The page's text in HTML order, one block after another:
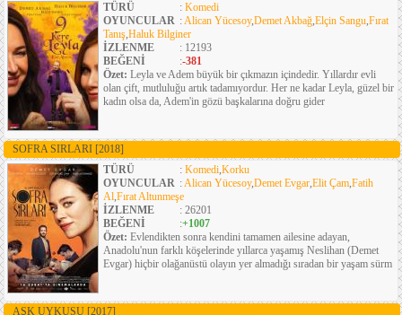
TÜRÜ
: Komedi
OYUNCULAR :Alican Yücesoy,Demet Akbağ,Elçin Sangu,Fırat
Tanış,Haluk Bilginer
İZLENME
: 12193
BEĞENİ
:-381
Özet: Leyla ve Adem büyük bir çıkmazın içindedir. Yıllardır evli
olan çift, mutluluğu artık tadamıyordur. Her ne kadar Leyla, güzel bir
kadın olsa da, Adem'in gözü başkalarına doğru gider
SOFRA SIRLARI [2018]
TÜRÜ
: Komedi,Korku
OYUNCULAR :Alican Yücesoy,Demet Evgar,Elit Çam,Fatih
Al,Fırat Altunmeşe
İZLENME
: 26201
BEĞENİ
:+1007
Özet: Evlendikten sonra kendini tamamen ailesine adayan,
Anadolu'nun farklı köşelerinde yıllarca yaşamış Neslihan (Demet
Evgar) hiçbir olağanüstü olayın yer almadığı sıradan bir yaşam sürm
AŞK UYKUSU [2017]